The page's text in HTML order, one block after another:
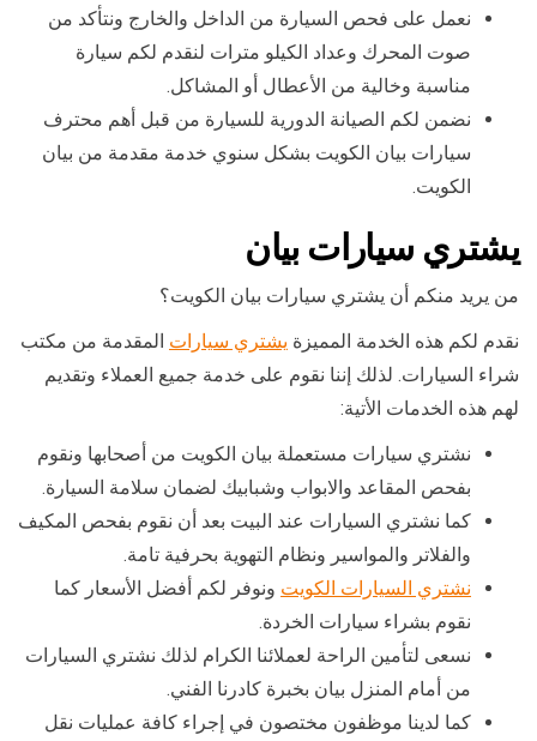
نعمل على فحص السيارة من الداخل والخارج ونتأكد من
صوت المحرك وعداد الكيلو مترات لنقدم لكم سيارة
مناسبة وخالية من الأعطال أو المشاكل.
نضمن لكم الصيانة الدورية للسيارة من قبل أهم محترف
سيارات بيان الكويت بشكل سنوي خدمة مقدمة من بيان
الكويت.
يشتري سيارات بيان
من يريد منكم أن يشتري سيارات بيان الكويت؟
نقدم لكم هذه الخدمة المميزة يشتري سيارات المقدمة من مكتب
شراء السيارات. لذلك إننا نقوم على خدمة جميع العملاء وتقديم
لهم هذه الخدمات الأتية:
نشتري سيارات مستعملة بيان الكويت من أصحابها ونقوم
بفحص المقاعد والابواب وشبابيك لضمان سلامة السيارة.
كما نشتري السيارات عند البيت بعد أن نقوم بفحص المكيف
والفلاتر والمواسير ونظام التهوية بحرفية تامة.
نشتري السيارات الكويت ونوفر لكم أفضل الأسعار كما
نقوم بشراء سيارات الخردة.
نسعى لتأمين الراحة لعملائنا الكرام لذلك نشتري السيارات
من أمام المنزل بيان بخبرة كادرنا الفني.
كما لدينا موظفون مختصون في إجراء كافة عمليات نقل